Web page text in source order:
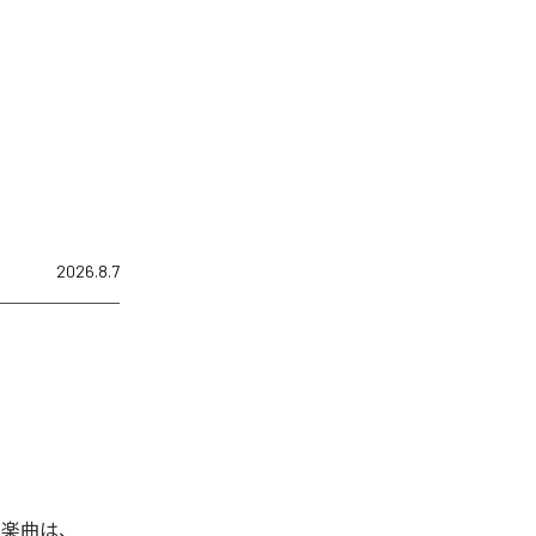
2026.8.7
曲は、